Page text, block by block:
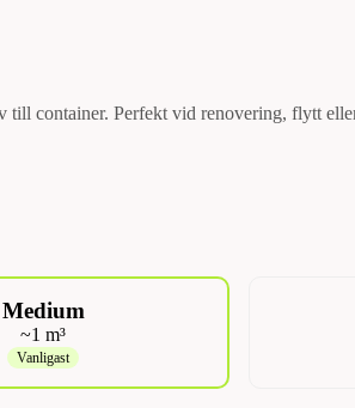
container. Perfekt vid renovering, flytt
Medium
~1 m³
Vanligast